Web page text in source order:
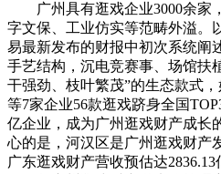
广州具有逛戏企业3000余家
字文保、工业仿实等范畴外溢。
易最新发布的财报中初次系统阐
手艺结构，沉电竞赛事、场馆扶
干强劲、枝叶繁茂”的生态款式
等7家企业56款逛戏跻身全国
亿企业，成为广州逛戏财产成长
心的是，河汉区是广州逛戏财产
广东逛戏财产营收预估达